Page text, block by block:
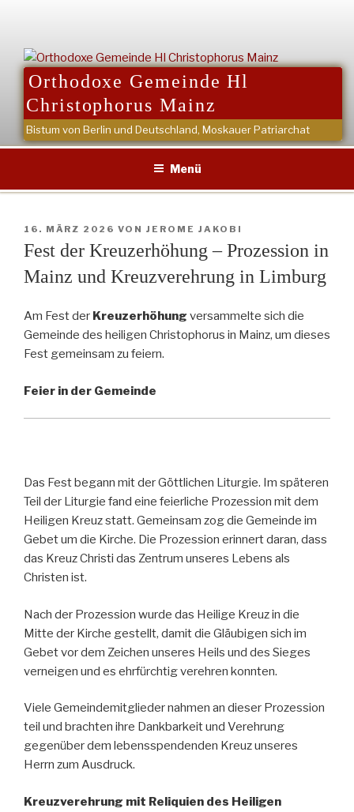
springen
Orthodoxe Gemeinde Hl
Christophorus Mainz
Bistum von Berlin und Deutschland, Moskauer Patriarchat
Menü
VERÖFFENTLICHT
AM
16. MÄRZ 2026 VON JEROME JAKOBI
Fest der Kreuzerhöhung – Prozession in
Mainz und Kreuzverehrung in Limburg
Am Fest der Kreuzerhöhung versammelte sich die
Gemeinde des heiligen Christophorus in Mainz, um dieses
Fest gemeinsam zu feiern.
Feier in der Gemeinde
Das Fest begann mit der Göttlichen Liturgie. Im späteren
Teil der Liturgie fand eine feierliche Prozession mit dem
Heiligen Kreuz statt. Gemeinsam zog die Gemeinde im
Gebet um die Kirche. Die Prozession erinnert daran, dass
das Kreuz Christi das Zentrum unseres Lebens als
Christen ist.
Nach der Prozession wurde das Heilige Kreuz in die
Mitte der Kirche gestellt, damit die Gläubigen sich im
Gebet vor dem Zeichen unseres Heils und des Sieges
verneigen und es ehrfürchtig verehren konnten.
Viele Gemeindemitglieder nahmen an dieser Prozession
teil und brachten ihre Dankbarkeit und Verehrung
gegenüber dem lebensspendenden Kreuz unseres
Herrn zum Ausdruck.
Kreuzverehrung mit Reliquien des Heiligen